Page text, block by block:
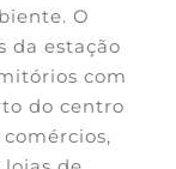
O
da estação
com
do centro